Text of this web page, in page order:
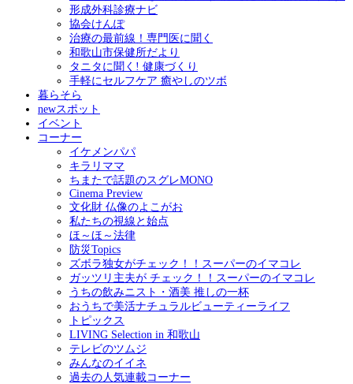
形成外科診療ナビ
協会けんぽ
治療の最前線！専門医に聞く
和歌山市保健所だより
タニタに聞く! 健康づくり
手軽にセルフケア 癒やしのツボ
暮らそら
newスポット
イベント
コーナー
イケメンパパ
キラリママ
ちまたで話題のスグレMONO
Cinema Preview
文化財 仏像のよこがお
私たちの視線と始点
ほ～ほ～法律
防災Topics
ズボラ独女がチェック！！スーパーのイマコレ
ガッツリ主夫が チェック！！スーパーのイマコレ
うちの飲みニスト・酒美 推しの一杯
おうちで美活ナチュラルビューティーライフ
トピックス
LIVING Selection in 和歌山
テレビのツムジ
みんなのイイネ
過去の人気連載コーナー